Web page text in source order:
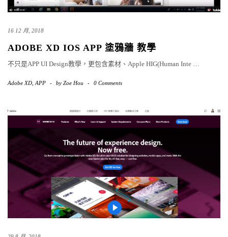
16 12 月, 2018
ADOBE XD IOS APP 塗鴉牆 教學
不只是APP UI Design教學，更包含素材、Apple HIG(Human Inte …
Adobe XD APP - by Zoe Hou - 0 Comments